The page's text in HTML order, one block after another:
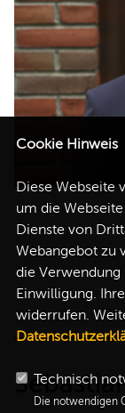
Cookie Hinweis
Diese Webseite
um die
Dienste von
Webangebot zu
die
Einwilligung.
widerrufen.
Technisch
Die notwendigen